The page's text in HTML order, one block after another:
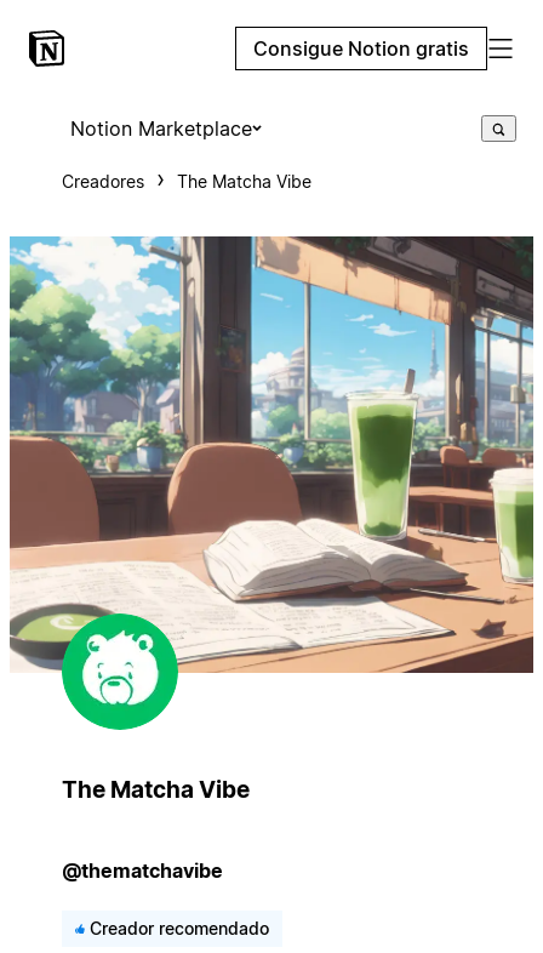
Consigue Notion gratis
Notion Marketplace
Creadores The Matcha Vibe
The Matcha Vibe
@thematchavibe
Creador recomendado